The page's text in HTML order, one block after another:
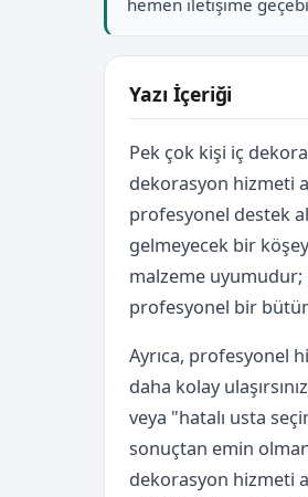
hemen iletişime
Yazı İçeriği
Pek çok kişi iç
dekorasyon hizmeti
profesyonel destek
gelmeyecek bir
malzeme uyumudur;
profesyonel bir
Ayrıca, profesyonel
daha kolay
veya "hatalı usta
sonuçtan emin
dekorasyon hizmeti